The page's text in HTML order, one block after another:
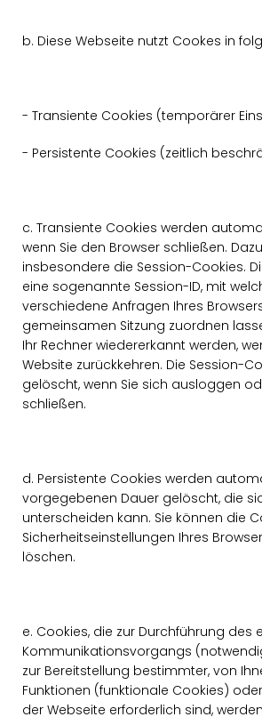
b. Diese Webseite nutzt Cookes in
- Transiente Cookies (temporärer
- Persistente Cookies (zeitlich
c. Transiente Cookies werden
wenn Sie den Browser schließen.
insbesondere die Session-Cookies.
eine sogenannte Session-ID, mit
verschiedene Anfragen Ihres
gemeinsamen Sitzung zuordnen
Ihr Rechner wiedererkannt werden,
Website zurückkehren. Die Session-
gelöscht, wenn Sie sich ausloggen
schließen.
d. Persistente Cookies werden
vorgegebenen Dauer gelöscht, die
unterscheiden kann. Sie können die
Sicherheitseinstellungen Ihres
löschen.
e. Cookies, die zur Durchführung des
Kommunikationsvorgangs
zur Bereitstellung bestimmter, von
Funktionen (funktionale Cookies)
der Webseite erforderlich sind,